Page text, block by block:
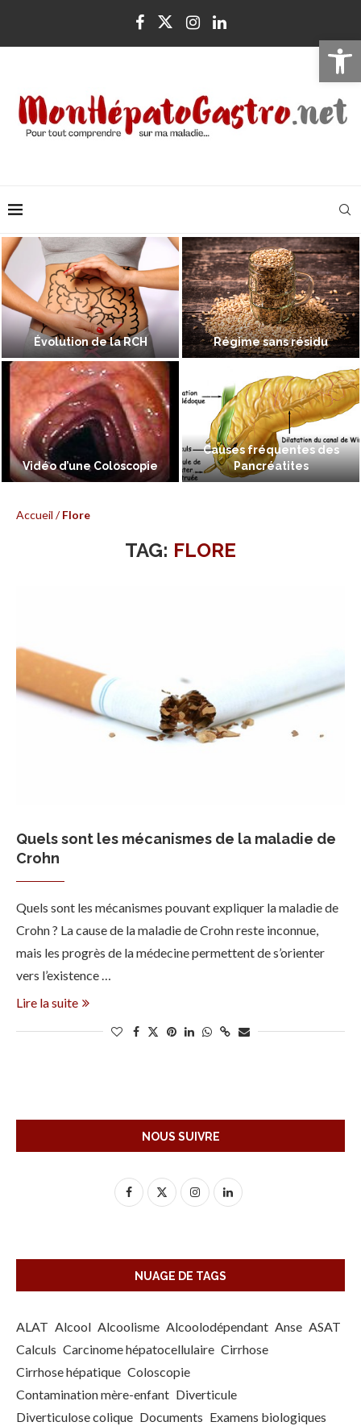
Ouvrir
Évolution de la RCH Régime sans résidu
Vidéo d’une Coloscopie
Causes fréquentes des
Pancréatites
Accueil /Flore
TAG: FLORE
Quels sont les mécanismes de la maladie de
Crohn
Quels sont les mécanismes pouvant expliquer la maladie de
Crohn ? La cause de la maladie de Crohn reste inconnue,
mais les progrès de la médecine permettent de s’orienter
vers l’existence …
Lire la suite
NOUS SUIVRE
NUAGE DE TAGS
ALAT Alcool Alcoolisme Alcoolodépendant Anse ASAT
Calculs Carcinome hépatocellulaire Cirrhose
Cirrhose hépatique Coloscopie
Contamination mère-enfant Diverticule
Diverticulose colique Documents Examens biologiques